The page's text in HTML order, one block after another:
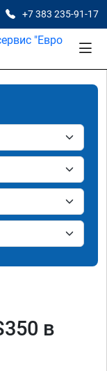
+7 383 235-91-17
в